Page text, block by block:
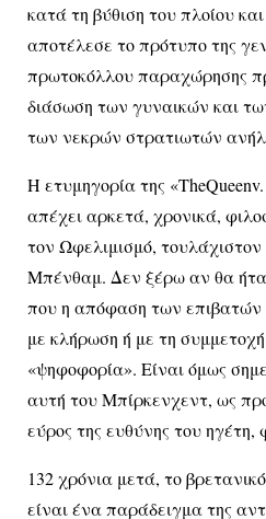
κατά τη βύθιση του πλοίου
αποτέλεσε το πρότυπο της
πρωτοκόλλου παραχώρησης
διάσωση των γυναικών και
των νεκρών στρατιωτών
Η ετυμηγορία της
απέχει αρκετά, χρονικά,
τον Ωφελιμισμό,
Μπένθαμ. Δεν ξέρω αν θα
που η απόφαση των επιβατών
με κλήρωση ή με τη
«ψηφοφορία». Είναι όμως
αυτή του Μπίρκενχεντ, ως
εύρος της ευθύνης του ηγέτη,
132 χρόνια μετά, το
είναι ένα παράδειγμα της